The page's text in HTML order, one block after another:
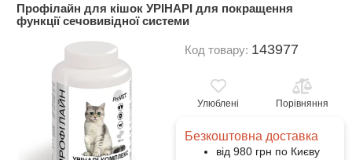
Профілайн для кішок УРІНАРІ для покращення
функції сечовивідної системи
Код товару: 143977
Улюблені Порівняння
Безкоштовна доставка
від 980 грн по Києву